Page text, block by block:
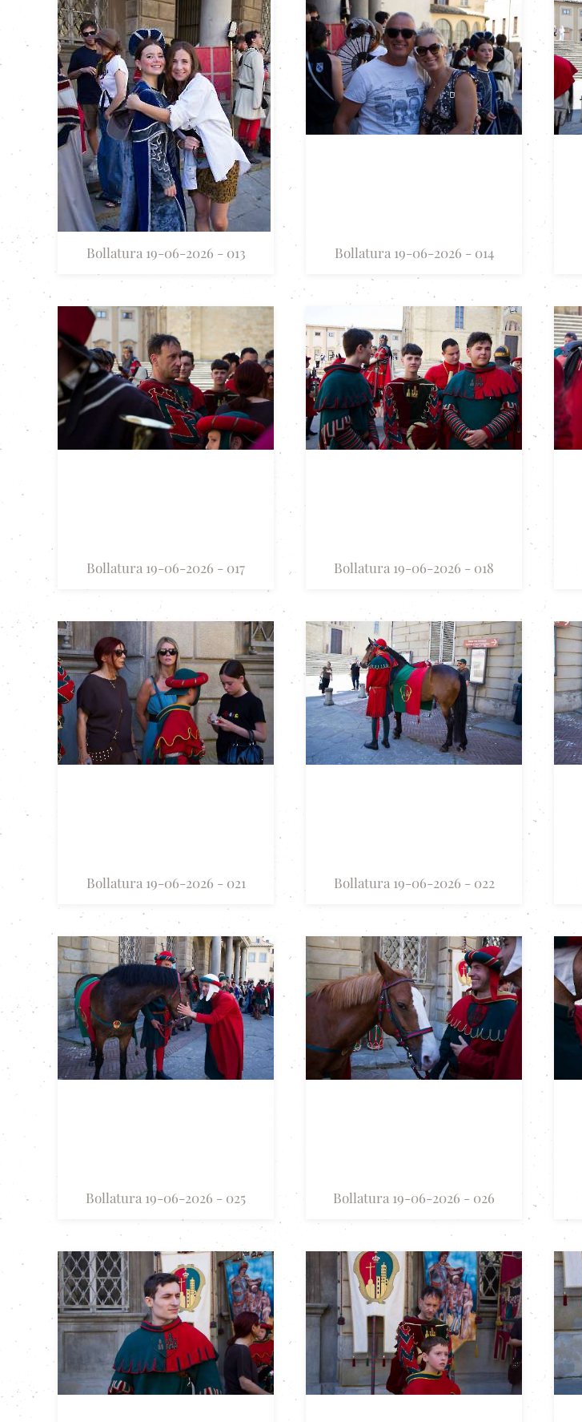
Bollatura 19-06-2026 - 013 Bollatura 19-06-2026 - 014
Bollatura 19-06-2026 - 017 Bollatura 19-06-2026 - 018
Bollatura 19-06-2026 - 021 Bollatura 19-06-2026 - 022
Bollatura 19-06-2026 - 025 Bollatura 19-06-2026 - 026